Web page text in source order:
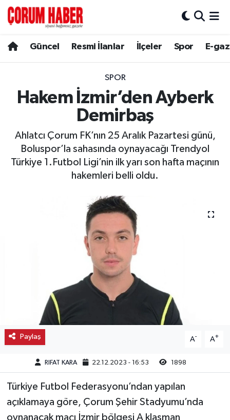
Güncel Resmi İlanlar İlçeler Spor E-
SPOR
Hakem İzmir’den Ayberk
Demirbaş
Ahlatcı Çorum FK’nın 25 Aralık Pazartesi günü,
Boluspor’la sahasında oynayacağı Trendyol
Türkiye 1.Futbol Ligi’nin ilk yarı son hafta maçının
hakemleri belli oldu.
Paylaş A- A+
RIFAT KARA 22.12.2023 - 16:53 1898
Türkiye Futbol Federasyonu’ndan yapılan
açıklamaya göre, Çorum Şehir Stadyumu’nda
oynanacak maçı İzmir bölgesi A klasman
Spor
Resmi İlanlar
Bayat
Boğazkale
Mecitözü
Oğuzlar
Sungurlu
Hava Durumu
Çorum Namaz Vakitleri
Trafik Durumu
Süper Lig Puan Durumu ve Fikstür
Tüm Manşetler
Son Dakika Haberleri